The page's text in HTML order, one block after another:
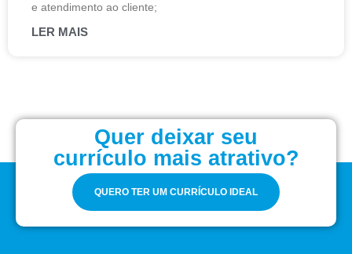
e atendimento ao cliente;
LER MAIS
Quer deixar seu
currículo mais atrativo?
QUERO TER UM CURRÍCULO IDEAL